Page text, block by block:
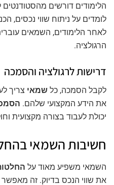
הלימודים דורשים
לומדים על ניתוח שווי נכסים,
לאחר הלימודים, השמאים
הרגולציה.
דרישות לרגולציה והסמכה
לקבל הסמכה, כל שמאי צריך
את הידע המקצועי שלהם.
יכולת לעבוד בצורה מקצועית
חשיבות השמאי
השמאי משפיע מאוד על
את שווי הנכס בדיוק. זה